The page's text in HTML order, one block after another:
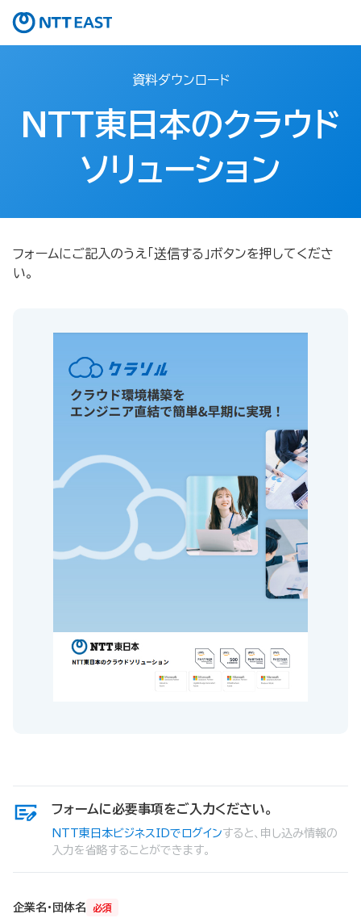
資料ダウンロード
NTT東日本のクラウド
ソリューション
フォームにご記入のうえ「送信する」ボタンを押してくださ
い。
フォームに必要事項をご入力ください。
NTT東日本ビジネスIDでログインすると、申し込み情報の
入力を省略することができます。
必須
企業名・団体名